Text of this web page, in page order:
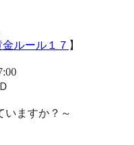
ルール１７ 】
いますか？～